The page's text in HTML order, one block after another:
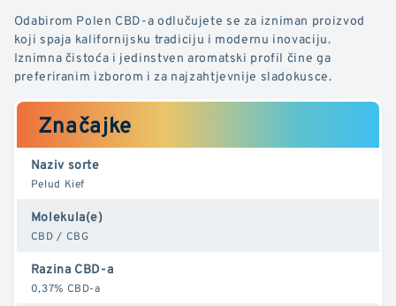
Odabirom Polen CBD-a odlučujete se za izniman proizvod
koji spaja kalifornijsku tradiciju i modernu inovaciju.
Iznimna čistoća i jedinstven aromatski profil čine ga
preferiranim izborom i za najzahtjevnije sladokusce.
Značajke
Naziv sorte
Pelud Kief
Molekula(e)
CBD / CBG
Razina CBD-a
0,37% CBD-a